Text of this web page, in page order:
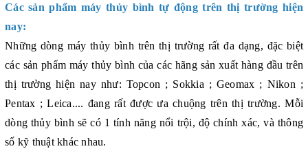
Các sản phẩm máy thủy bình tự động trên thị trường hiện
nay:
Những dòng máy thủy bình trên thị trường rất đa dạng, đặc biệt
các sản phẩm máy thủy bình của các hãng sản xuất hàng đầu trên
thị trường hiện nay như: Topcon ; Sokkia ; Geomax ; Nikon ;
Pentax ; Leica.... đang rất được ưa chuộng trên thị trường. Mỗi
dòng thủy bình sẽ có 1 tính năng nổi trội, độ chính xác, và thông
số kỹ thuật khác nhau.